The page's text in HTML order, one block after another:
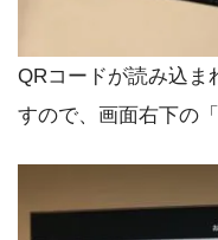
QRコードが読み込ま
すので、画面右下の